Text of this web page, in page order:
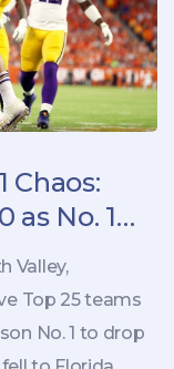
Chaos:
as No. 1
Valley,
Top 25 teams
No. 1 to drop